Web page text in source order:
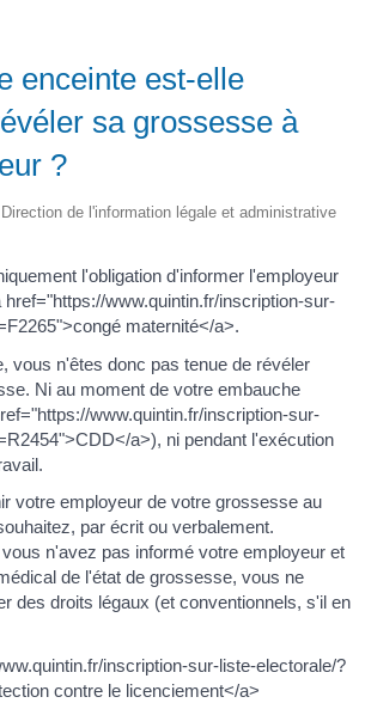
enceinte est-elle
sa grossesse à
?
de l'information légale et administrative
l'obligation d'informer l'employeur
www.quintin.fr/inscription-sur-
maternité</a>.
vous n'êtes donc pas tenue de révéler
Ni au moment de votre embauche
www.quintin.fr/inscription-sur-
a>), ni pendant l'exécution
votre employeur de votre grossesse au
par écrit ou verbalement.
n'avez pas informé votre employeur et
de l'état de grossesse, vous ne
des droits légaux (et conventionnels, s'il en
inscription-sur-liste-electorale/?
contre le licenciement</a>